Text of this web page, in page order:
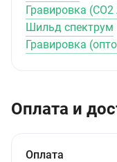
Гравировка (CO2
Шильд спектрум
Гравировка
Оплата и
Оплата